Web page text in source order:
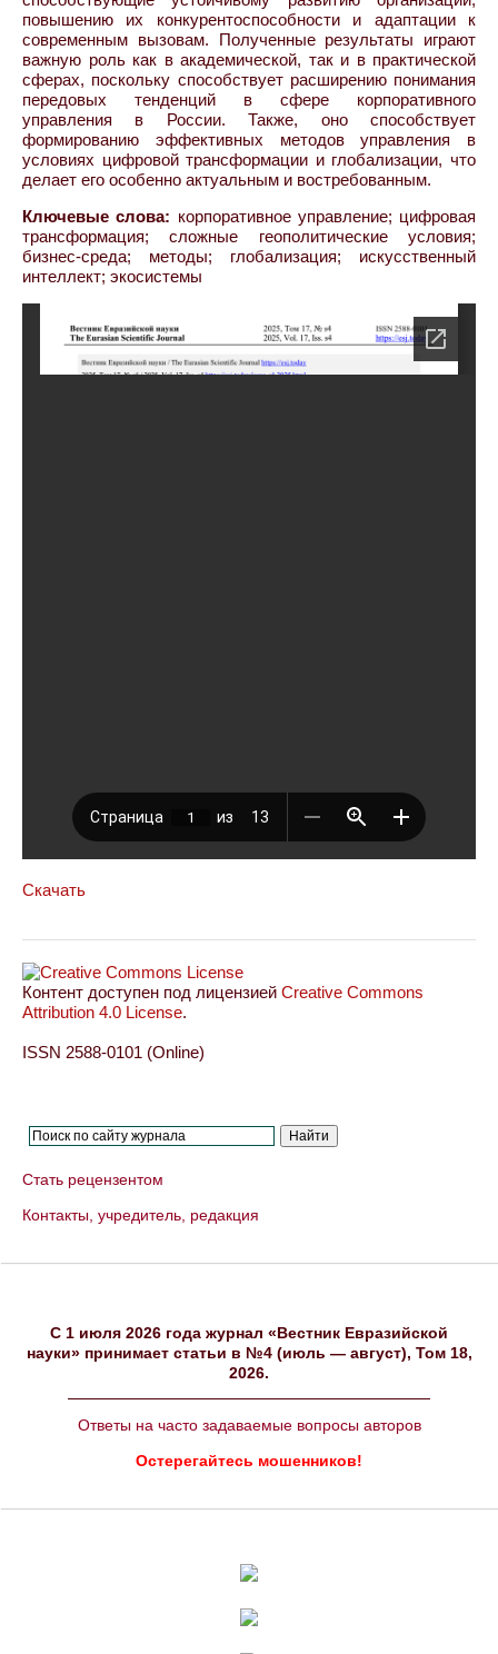
повышению их конкурентоспособности и адаптации к
современным вызовам. Полученные результаты играют
важную роль как в академической, так и в практической
сферах, поскольку способствует расширению понимания
передовых тенденций в сфере корпоративного
управления в России. Также, оно способствует
формированию эффективных методов управления в
условиях цифровой трансформации и глобализации, что
делает его особенно актуальным и востребованным.
Ключевые слова: корпоративное управление; цифровая
трансформация; сложные геополитические условия;
бизнес-среда; методы; глобализация; искусственный
интеллект; экосистемы
Скачать
Контент доступен под лицензией Creative Commons
Attribution 4.0 License.
ISSN 2588-0101 (Online)
Стать рецензентом
Контакты, учредитель, редакция
C 1 июля 2026 года журнал «Вестник Евразийской
науки» принимает статьи в №4 (июль — август), Том 18,
2026.
Ответы на часто задаваемые вопросы авторов
Остерегайтесь мошенников!